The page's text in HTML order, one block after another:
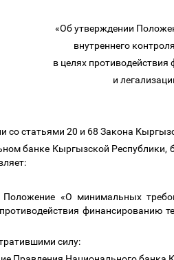
«Об утверждении
внутреннего
в целях
и
со статьями 20 и 68 Закона
банке Кыргызской Республики,
Положение «О минимальных
финансированию
силу: